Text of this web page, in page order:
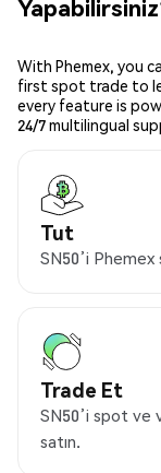
With Phemex, you
first spot trade to
every feature is
24/7 multilingual
Tut
SN50’i Phemex
Trade Et
SN50’i spot ve
satın.